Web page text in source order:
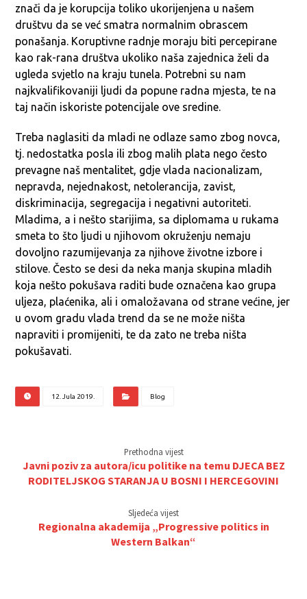
znači da je korupcija toliko ukorijenjena u našem
društvu da se već smatra normalnim obrascem
ponašanja. Koruptivne radnje moraju biti percepirane
kao rak-rana društva ukoliko naša zajednica želi da
ugleda svjetlo na kraju tunela. Potrebni su nam
najkvalifikovaniji ljudi da popune radna mjesta, te na
taj način iskoriste potencijale ove sredine.
Treba naglasiti da mladi ne odlaze samo zbog novca,
tj. nedostatka posla ili zbog malih plata nego često
prevagne naš mentalitet, gdje vlada nacionalizam,
nepravda, nejednakost, netolerancija, zavist,
diskriminacija, segregacija i negativni autoriteti.
Mladima, a i nešto starijima, sa diplomama u rukama
smeta to što ljudi u njihovom okruženju nemaju
dovoljno razumijevanja za njihove životne izbore i
stilove. Često se desi da neka manja skupina mladih
koja nešto pokušava raditi bude označena kao grupa
uljeza, plaćenika, ali i omaložavana od strane većine, jer
u ovom gradu vlada trend da se ne može ništa
napraviti i promijeniti, te da zato ne treba ništa
pokušavati.
12. Jula 2019. Blog
Prethodna vijest
Javni poziv za autora/icu politike na temu DJECA BEZ
RODITELJSKOG STARANJA U BOSNI I HERCEGOVINI
Sljedeća vijest
Regionalna akademija „Progressive politics in
Western Balkan“